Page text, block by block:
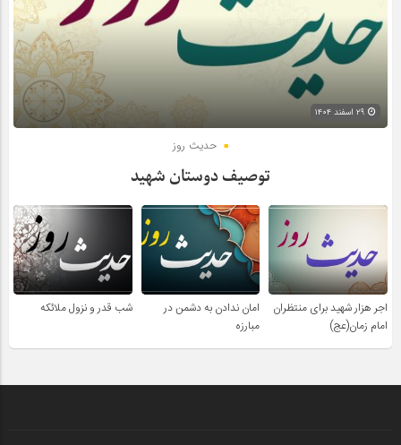
حدیث روز
توصیف دوستان شهید
اجر هزار شهید برای منتظران
امام زمان(عج)
امان ندادن به دشمن در
مبارزه
شب قدر و نزول ملائکه